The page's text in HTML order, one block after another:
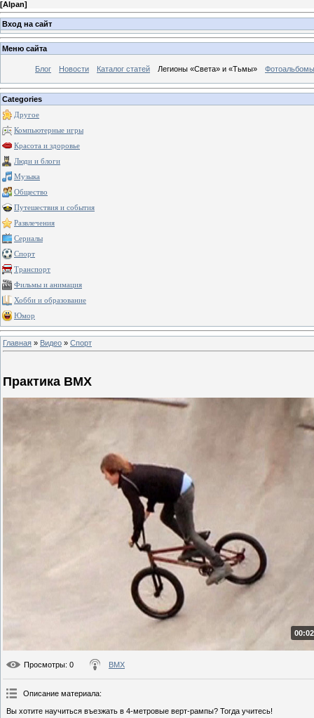
[Alpan]
Вход на сайт
Меню сайта
Блог Новости Каталог статей Легионы «Света» и «Тьмы» Фотоальбомы
Categories
Другое
Компьютерные игры
Красота и здоровье
Люди и блоги
Музыка
Общество
Путешествия и события
Развлечения
Сериалы
Спорт
Транспорт
Фильмы и анимация
Хобби и образование
Юмор
Главная » Видео » Спорт
Практика BMX
Просмотры: 0 BMX
Описание материала:
Вы хотите научиться въезжать в 4-метровые верт-рампы? Тогда учитесь!